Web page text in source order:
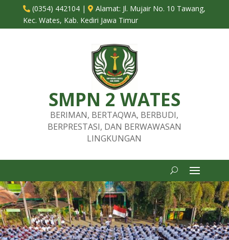
 (0354) 442104|  Alamat: Jl. Mujair No. 10 Tawang,
Kec. Wates, Kab. Kediri Jawa Timur
SMPN 2 WATES
BERIMAN, BERTAQWA, BERBUDI,
BERPRESTASI, DAN BERWAWASAN
LINGKUNGAN